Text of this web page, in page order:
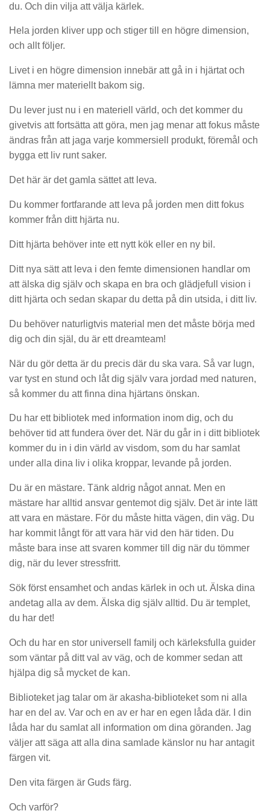
du. Och din vilja att välja kärlek.
Hela jorden kliver upp och stiger till en högre dimension,
och allt följer.
Livet i en högre dimension innebär att gå in i hjärtat och
lämna mer materiellt bakom sig.
Du lever just nu i en materiell värld, och det kommer du
givetvis att fortsätta att göra, men jag menar att fokus måste
ändras från att jaga varje kommersiell produkt, föremål och
bygga ett liv runt saker.
Det här är det gamla sättet att leva.
Du kommer fortfarande att leva på jorden men ditt fokus
kommer från ditt hjärta nu.
Ditt hjärta behöver inte ett nytt kök eller en ny bil.
Ditt nya sätt att leva i den femte dimensionen handlar om
att älska dig själv och skapa en bra och glädjefull vision i
ditt hjärta och sedan skapar du detta på din utsida, i ditt liv.
Du behöver naturligtvis material men det måste börja med
dig och din själ, du är ett dreamteam!
När du gör detta är du precis där du ska vara. Så var lugn,
var tyst en stund och låt dig själv vara jordad med naturen,
så kommer du att finna dina hjärtans önskan.
Du har ett bibliotek med information inom dig, och du
behöver tid att fundera över det. När du går in i ditt bibliotek
kommer du in i din värld av visdom, som du har samlat
under alla dina liv i olika kroppar, levande på jorden.
Du är en mästare. Tänk aldrig något annat. Men en
mästare har alltid ansvar gentemot dig själv. Det är inte lätt
att vara en mästare. För du måste hitta vägen, din väg. Du
har kommit långt för att vara här vid den här tiden. Du
måste bara inse att svaren kommer till dig när du tömmer
dig, när du lever stressfritt.
Sök först ensamhet och andas kärlek in och ut. Älska dina
andetag alla av dem. Älska dig själv alltid. Du är templet,
du har det!
Och du har en stor universell familj och kärleksfulla guider
som väntar på ditt val av väg, och de kommer sedan att
hjälpa dig så mycket de kan.
Biblioteket jag talar om är akasha-biblioteket som ni alla
har en del av. Var och en av er har en egen låda där. I din
låda har du samlat all information om dina göranden. Jag
väljer att säga att alla dina samlade känslor nu har antagit
färgen vit.
Den vita färgen är Guds färg.
Och varför?